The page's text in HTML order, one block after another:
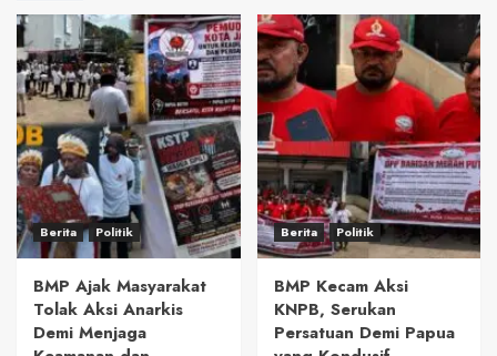
Berita Politik
BMP Ajak Masyarakat
Tolak Aksi Anarkis
Demi Menjaga
Berita Politik
BMP Kecam Aksi
KNPB, Serukan
Persatuan Demi Papua